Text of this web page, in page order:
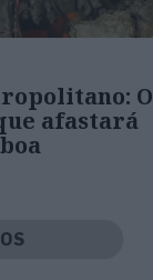
O
afastará